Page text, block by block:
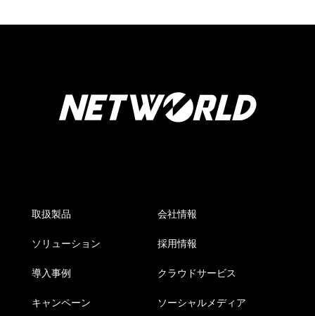
取扱製品
ソリューション
導入事例
キャンペーン
会社情報
採用情報
クラウドサービス
ソーシャルメディア